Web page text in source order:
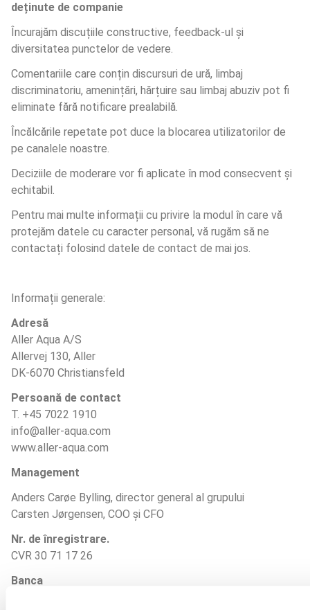
deținute de companie
Încurajăm discuțiile constructive, feedback-ul și
diversitatea punctelor de vedere.
Comentariile care conțin discursuri de ură, limbaj
discriminatoriu, amenințări, hărțuire sau limbaj abuziv pot fi
eliminate fără notificare prealabilă.
Încălcările repetate pot duce la blocarea utilizatorilor de
pe canalele noastre.
Deciziile de moderare vor fi aplicate în mod consecvent și
echitabil.
Pentru mai multe informații cu privire la modul în care vă
protejăm datele cu caracter personal, vă rugăm să ne
contactați folosind datele de contact de mai jos.
Informații generale:
Adresă
Aller Aqua A/S
Allervej 130, Aller
DK-6070 Christiansfeld
Persoană de contact
T. +45 7022 1910
info@aller-aqua.com
www.aller-aqua.com
Management
Anders Carøe Bylling, director general al grupului
Carsten Jørgensen, COO și CFO
Nr. de înregistrare.
CVR 30 71 17 26
Banca